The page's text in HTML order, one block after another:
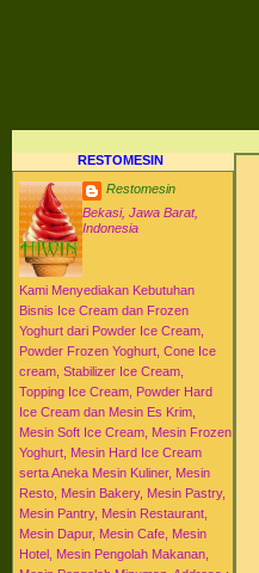
RESTOMESIN
Restomesin
Bekasi, Jawa Barat,
Indonesia
Kami Menyediakan Kebutuhan
Bisnis Ice Cream dan Frozen
Yoghurt dari Powder Ice Cream,
Powder Frozen Yoghurt, Cone Ice
cream, Stabilizer Ice Cream,
Topping Ice Cream, Powder Hard
Ice Cream dan Mesin Es Krim,
Mesin Soft Ice Cream, Mesin Frozen
Yoghurt, Mesin Hard Ice Cream
serta Aneka Mesin Kuliner, Mesin
Resto, Mesin Bakery, Mesin Pastry,
Mesin Pantry, Mesin Restaurant,
Mesin Dapur, Mesin Cafe, Mesin
Hotel, Mesin Pengolah Makanan,